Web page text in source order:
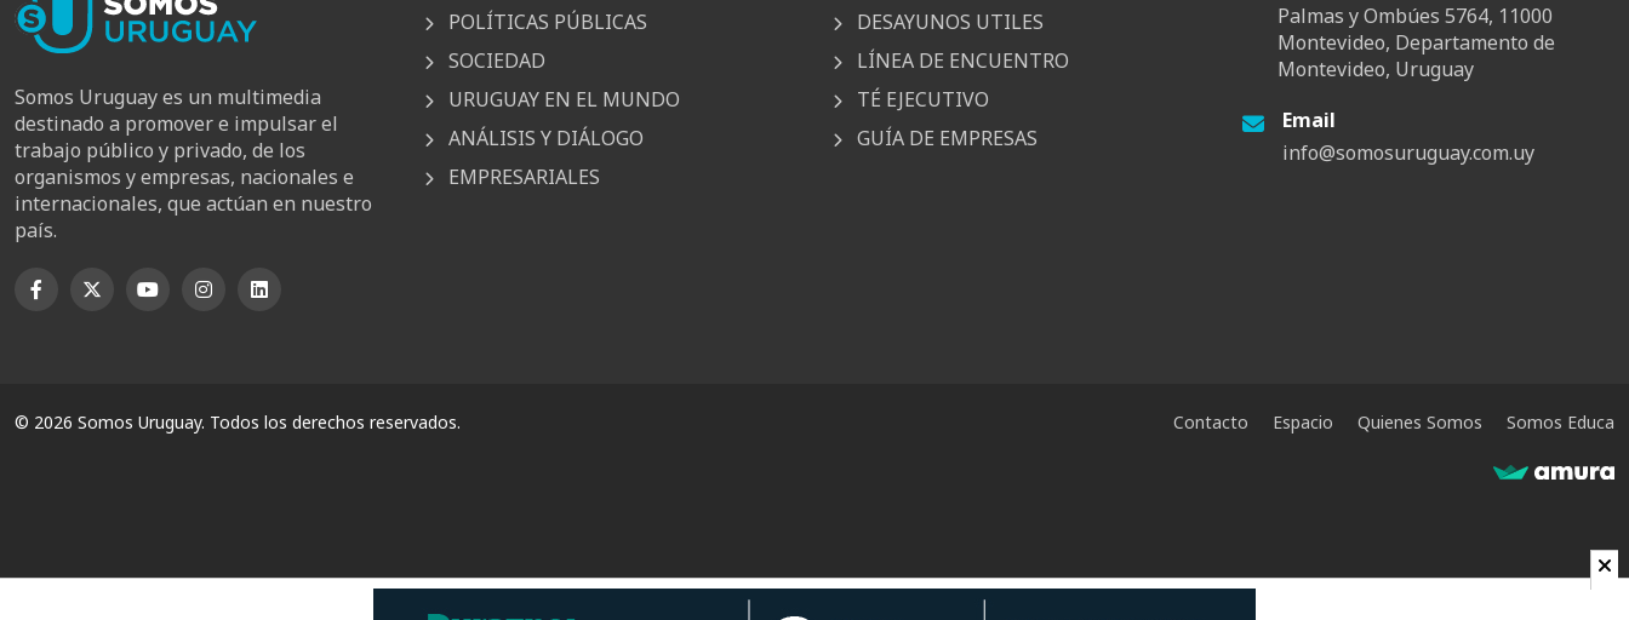
Somos Uruguay es un multimedia
destinado a promover e impulsar el
trabajo público y privado, de los
organismos y empresas, nacionales e
internacionales, que actúan en nuestro
país.
POLÍTICAS PÚBLICAS
SOCIEDAD
URUGUAY EN EL MUNDO
ANÁLISIS Y DIÁLOGO
EMPRESARIALES
DESAYUNOS UTILES
LÍNEA DE ENCUENTRO
TÉ EJECUTIVO
GUÍA DE EMPRESAS
Palmas y Ombúes 5764, 11000
Montevideo, Departamento de
Montevideo, Uruguay
Email
info@somosuruguay.com.uy
© 2026 Somos Uruguay. Todos los derechos reservados. Contacto Espacio Quienes Somos Somos Educa